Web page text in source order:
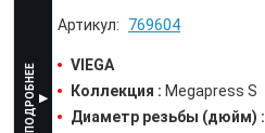
769604
VIEGA
Коллекция : Megapress S
Диаметр резьбы (дюйм) :